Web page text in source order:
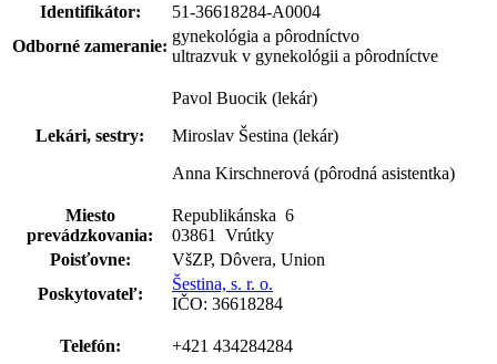
Identifikátor:
51-36618284-A0004
Odborné zameranie:
gynekológia a pôrodníctvo
ultrazvuk v gynekológii a pôrodníctve
Lekári, sestry:
Pavol Buocik (lekár)
Miroslav Šestina (lekár)
Anna Kirschnerová (pôrodná asistentka)
Miesto
prevádzkovania:
Republikánska 6
03861 Vrútky
Poisťovne:
VšZP, Dôvera, Union
Poskytovateľ:
Šestina, s. r. o.
IČO: 36618284
Telefón: +421 434284284